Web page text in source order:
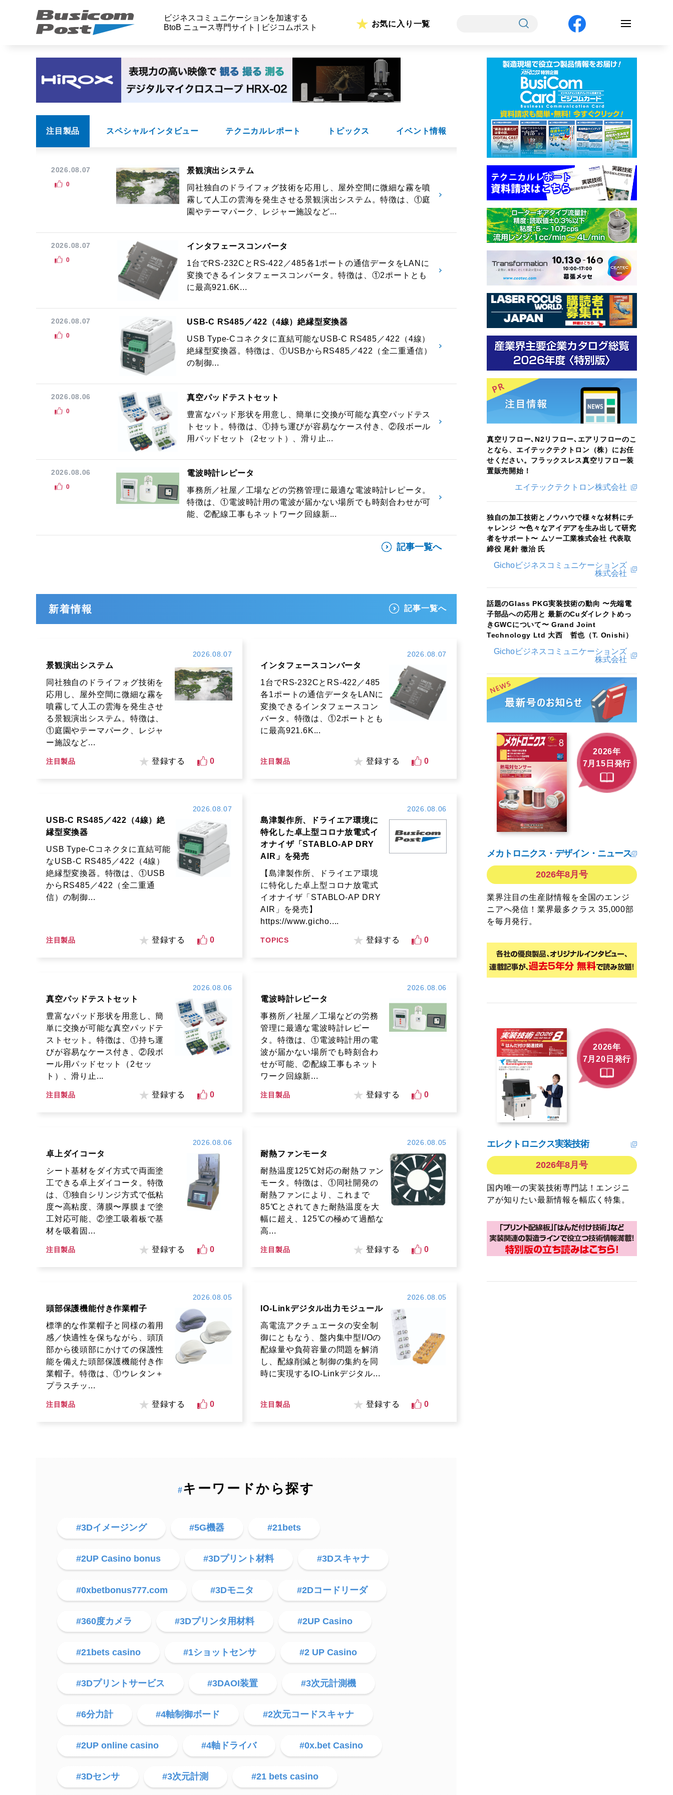
ビジネスコミュニケーションを加速する
BtoB ニュース専門サイト | ビジコムポスト
お気に入り一覧
注目製品 スペシャルインタビュー テクニカルレポート トピックス イベント情報
2026.08.07
景観演出システム
同社独自のドライフォグ技術を応用し、屋外空間に微細な霧を噴
霧して人工の雲海を発生させる景観演出システム。特徴は、①庭
園やテーマパーク、レジャー施設など...
0
2026.08.07
インタフェースコンバータ
1台でRS-232CとRS-422／485各1ポートの通信データをLANに
変換できるインタフェースコンバータ。特徴は、①2ポートとも
に最高921.6K...
0
2026.08.07
USB-C RS485／422（4線）絶縁型変換器
USB Type-Cコネクタに直結可能なUSB-C RS485／422（4線）
絶縁型変換器。特徴は、①USBからRS485／422（全二重通信）
の制御...
0
2026.08.06
真空パッドテストセット
豊富なパッド形状を用意し、簡単に交換が可能な真空パッドテス
トセット。特徴は、①持ち運びが容易なケース付き、②段ボール
用パッドセット（2セット）、滑り止...
0
2026.08.06
電波時計レピータ
事務所／社屋／工場などの労務管理に最適な電波時計レピータ。
特徴は、①電波時計用の電波が届かない場所でも時刻合わせが可
能、②配線工事もネットワーク回線新...
0
記事一覧へ
新着情報 記事一覧へ
2026.08.07
景観演出システム
同社独自のドライフォグ技術を
応用し、屋外空間に微細な霧を
噴霧して人工の雲海を発生させ
る景観演出システム。特徴は、
①庭園やテーマパーク、レジャ
ー施設など...
注目製品 登録する 0
2026.08.07
インタフェースコンバータ
1台でRS-232CとRS-422／485
各1ポートの通信データをLANに
変換できるインタフェースコン
バータ。特徴は、①2ポートとも
に最高921.6K...
注目製品 登録する 0
2026.08.07
USB-C RS485／422（4線）絶
縁型変換器
USB Type-Cコネクタに直結可能
なUSB-C RS485／422（4線）
絶縁型変換器。特徴は、①USB
からRS485／422（全二重通
信）の制御...
注目製品 登録する 0
2026.08.06
島津製作所、ドライエア環境に
特化した卓上型コロナ放電式イ
オナイザ「STABLO-AP DRY
AIR」を発売
【島津製作所、ドライエア環境
に特化した卓上型コロナ放電式
イオナイザ「STABLO-AP DRY
AIR」を発売】
https://www.gicho....
TOPICS 登録する 0
2026.08.06
真空パッドテストセット
豊富なパッド形状を用意し、簡
単に交換が可能な真空パッドテ
ストセット。特徴は、①持ち運
びが容易なケース付き、②段ボ
ール用パッドセット（2セッ
ト）、滑り止...
注目製品 登録する 0
2026.08.06
電波時計レピータ
事務所／社屋／工場などの労務
管理に最適な電波時計レピー
タ。特徴は、①電波時計用の電
波が届かない場所でも時刻合わ
せが可能、②配線工事もネット
ワーク回線新...
注目製品 登録する 0
2026.08.06
卓上ダイコータ
シート基材をダイ方式で両面塗
工できる卓上ダイコータ。特徴
は、①独自シリンジ方式で低粘
度〜高粘度、薄膜〜厚膜まで塗
工対応可能、②塗工吸着板で基
材を吸着固...
注目製品 登録する 0
2026.08.05
耐熱ファンモータ
耐熱温度125℃対応の耐熱ファン
モータ。特徴は、①同社開発の
耐熱ファンにより、これまで
85℃とされてきた耐熱温度を大
幅に超え、125℃の極めて過酷な
高...
注目製品 登録する 0
2026.08.05
頭部保護機能付き作業帽子
標準的な作業帽子と同様の着用
感／快適性を保ちながら、頭頂
部から後頭部にかけての保護性
能を備えた頭部保護機能付き作
業帽子。特徴は、①ウレタン＋
プラスチッ...
注目製品 登録する 0
2026.08.05
IO-Linkデジタル出力モジュール
高電流アクチュエータの安全制
御にともなう、盤内集中型I/Oの
配線量や負荷容量の問題を解消
し、配線削減と制御の集約を同
時に実現するIO-Linkデジタル...
注目製品 登録する 0
#キーワードから探す
#3Dイメージング #5G機器 #21bets
#2UP Casino bonus #3Dプリント材料 #3Dスキャナ
#0xbetbonus777.com #3Dモニタ #2Dコードリーダ
#360度カメラ #3Dプリンタ用材料 #2UP Casino
#21bets casino #1ショットセンサ #2 UP Casino
#3Dプリントサービス #3DAOI装置 #3次元計測機
#6分力計 #4軸制御ボード #2次元コードスキャナ
#2UP online casino #4軸ドライバ #0x.bet Casino
#3Dセンサ #3次元計測 #21 bets casino
真空リフロー､N2リフロー､エアリフローのこ
となら、エイテックテクトロン（株）にお任
せください。フラックスレス真空リフロー装
置販売開始！
エイテックテクトロン株式会社
独自の加工技術とノウハウで様々な材料にチ
ャレンジ 〜色々なアイデアを生み出して研究
者をサポート〜 ムソー工業株式会社 代表取
締役 尾針 徹治 氏
Gichoビジネスコミュニケーションズ
株式会社
話題のGlass PKG実装技術の動向 〜先端電
子部品への応用と 最新のCuダイレクトめっ
きGWCについて〜 Grand Joint
Technology Ltd 大西 哲也（T. Onishi）
Gichoビジネスコミュニケーションズ
株式会社
2026年
7月15日発行
メカトロニクス・デザイン・ニュース
2026年8月号
業界注目の生産財情報を全国のエンジ
ニアへ発信！業界最多クラス 35,000部
を毎月発行。
2026年
7月20日発行
エレクトロニクス実装技術
2026年8月号
国内唯一の実装技術専門誌！エンジニ
アが知りたい最新情報を幅広く特集。